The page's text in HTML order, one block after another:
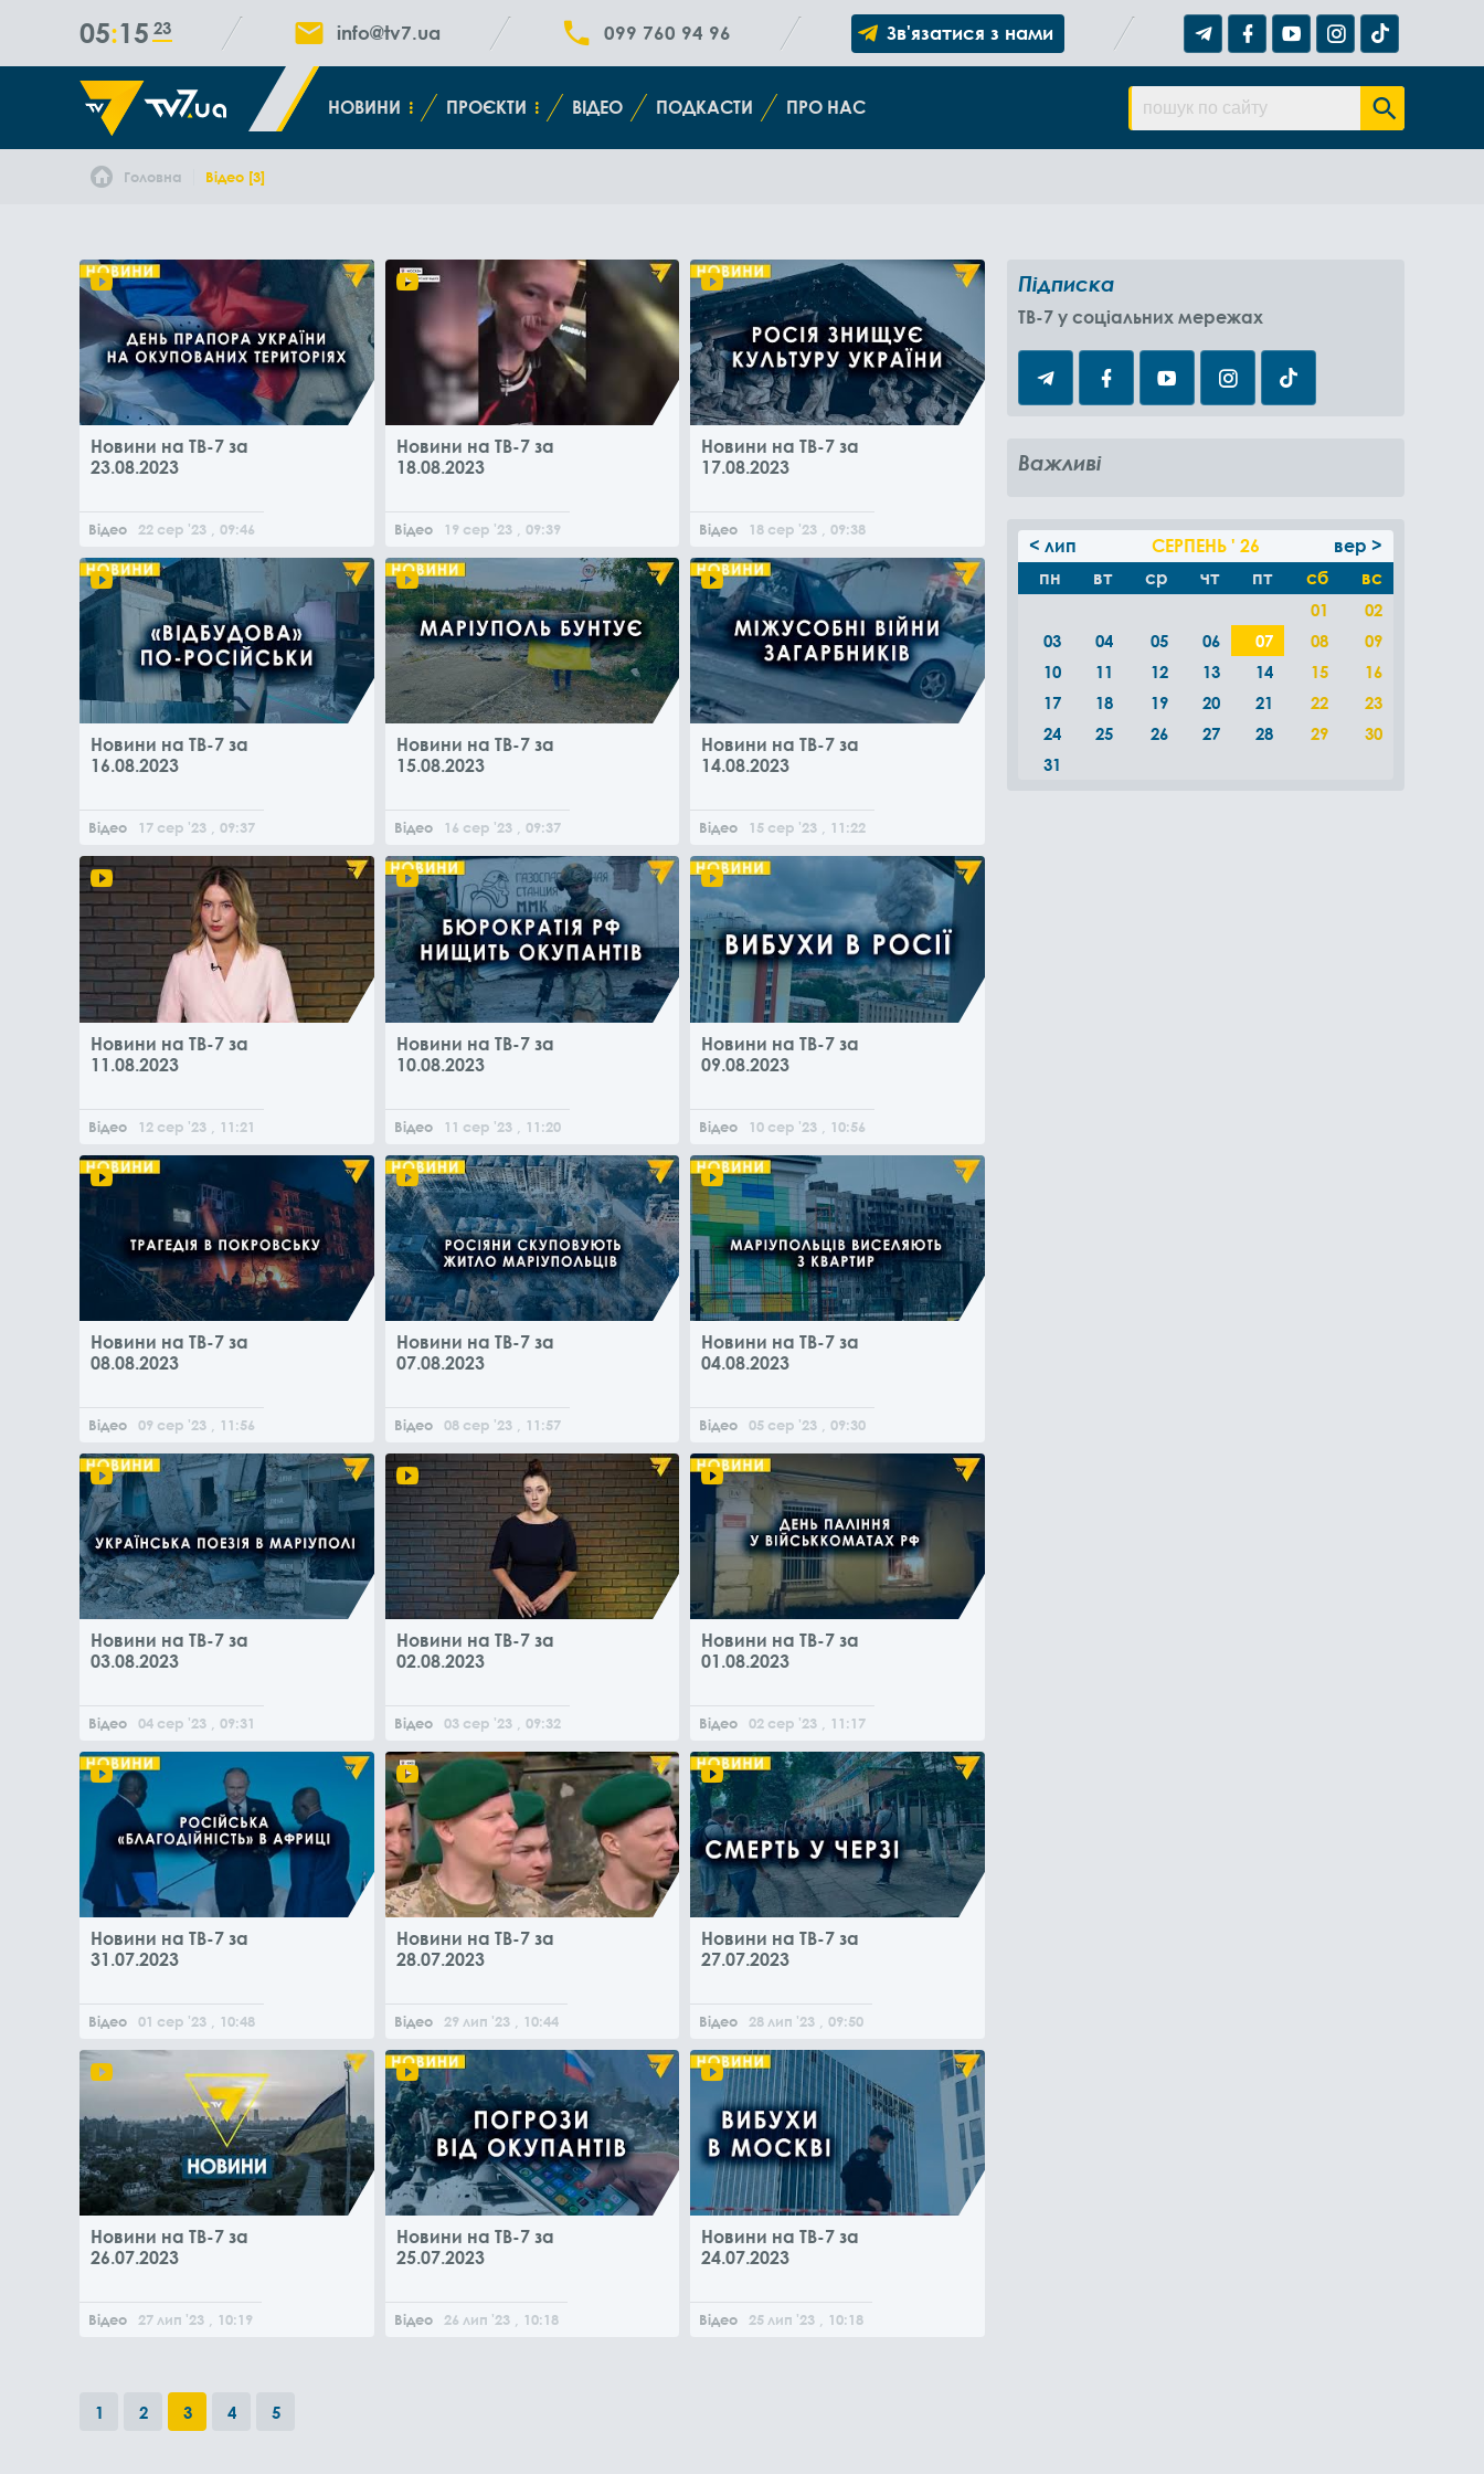
05 15 24 info@tv7.ua 099 760 94 96 Зв'язатися з нами
НОВИНИ ПРОЄКТИ ВІДЕО ПОДКАСТИ ПРО НАС
Головна Відео [3]
Новини на ТВ-7 за
23.08.2023
Відео 22 сер '23 , 09:46
Новини на ТВ-7 за
18.08.2023
Відео 19 сер '23, 09:39
Новини на ТВ-7 за
17.08.2023
Відео 18 сер '23 , 09:38
Новини на ТВ-7 за
16.08.2023
Відео 17 сер '23 , 09:37
Новини на ТВ-7 за
15.08.2023
Відео 16 сер '23, 09:37
Новини на ТВ-7 за
14.08.2023
Відео 15 сер '23 , 11:22
Новини на ТВ-7 за
11.08.2023
Відео 12 сер '23 , 11:21
Новини на ТВ-7 за
10.08.2023
Відео 11 сер '23, 11:20
Новини на ТВ-7 за
09.08.2023
Відео 10 сер '23 , 10:56
Новини на ТВ-7 за
08.08.2023
Відео 09 сер '23 , 11:56
Новини на ТВ-7 за
07.08.2023
Відео 08 сер '23, 11:57
Новини на ТВ-7 за
04.08.2023
Відео 05 сер '23 , 09:30
Новини на ТВ-7 за
03.08.2023
Відео 04 сер '23 , 09:31
Новини на ТВ-7 за
02.08.2023
Відео 03 сер '23, 09:32
Новини на ТВ-7 за
01.08.2023
Відео 02 сер '23 , 11:17
Новини на ТВ-7 за
31.07.2023
Відео 01 сер '23 , 10:48
Новини на ТВ-7 за
28.07.2023
Відео 29 лип '23, 10:44
Новини на ТВ-7 за
27.07.2023
Відео 28 лип '23 , 09:50
Новини на ТВ-7 за
26.07.2023
Відео 27лип '23 , 10:19
Новини на ТВ-7 за
25.07.2023
Відео 26 лип '23, 10:18
Новини на ТВ-7 за
24.07.2023
Відео 25 лип '23 , 10:18
1 2 3 4 5
Підписка
TB-7 у соціальних мережах
Важливі
< лип СЕРПЕНЬ ' 26
вер >
пн
вт ср чт пт сб вс
01
02
03
04 05 06 07 08
09
10
11 12 13 14 15
16
17
18 19 20 21 22
23
24
25 26 27 28 29
30
31